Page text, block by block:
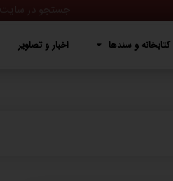
کتابخانه و سندها اخبار و تصاویر
اخبار و تصاویر درباره ما